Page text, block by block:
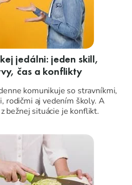
jedálni: jeden skill,
čas a konflikty
komunikuje so stravníkmi,
rodičmi aj vedením školy. A
bežnej situácie je konflikt.
držia rozhovor v bezpečí, aj keď
pohode.